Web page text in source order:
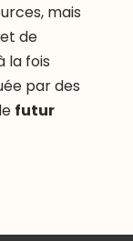
mais
de
la fois
par des
futur